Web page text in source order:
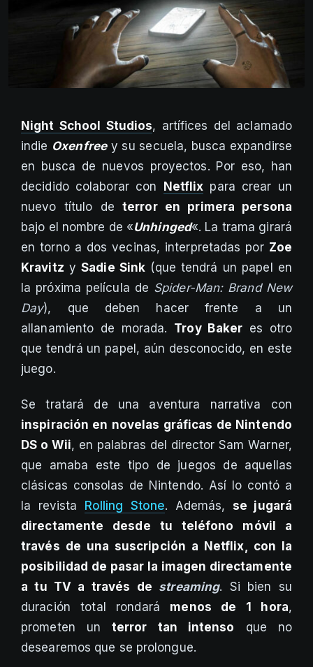
Night School Studios, artífices del aclamado
indie Oxenfreey su secuela, busca expandirse
en busca de nuevos proyectos. Por eso, han
decidido colaborar con
Netflix para crear un
nuevo título deterror en primera persona
bajo el nombre de «Unhinged«. La trama girará
en torno a dos vecinas, interpretadas por Zoe
Kravitz ySadie Sink (que tendrá un papel en
la próxima película de Spider-Man: Brand New
Day), que deben hacer frente a un
allanamiento de morada. Troy Bakeres otro
que tendrá un papel, aún desconocido, en este
juego.
Se tratará de una aventura narrativa con
inspiración en novelas gráficas de Nintendo
DS o Wii, en palabras del director Sam Warner,
que amaba este tipo de juegos de aquellas
clásicas consolas de Nintendo. Así lo contó a
la revista
Rolling Stone. Además, se jugará
directamente desde tu teléfono móvil a
través de una suscripción a Netflix, con la
posibilidad de pasar la imagen directamente
a tu TV a través de streaming. Si bien su
duración total rondará menos de 1 hora,
prometen un terror tan intenso que no
desearemos que se prolongue.